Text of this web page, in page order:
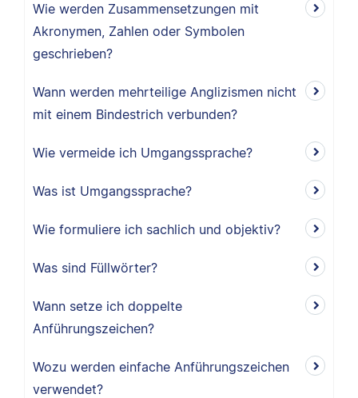
Wie werden Zusammensetzungen mit
Akronymen, Zahlen oder Symbolen
geschrieben?
Wann werden mehrteilige Anglizismen nicht
mit einem Bindestrich verbunden?
Wie vermeide ich Umgangssprache?
Was ist Umgangssprache?
Wie formuliere ich sachlich und objektiv?
Was sind Füllwörter?
Wann setze ich doppelte
Anführungszeichen?
Wozu werden einfache Anführungszeichen
verwendet?